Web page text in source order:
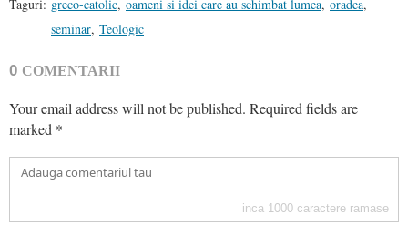
Taguri: greco-catolic, oameni si idei care au schimbat lumea, oradea,
seminar, Teologic
0 COMENTARII
Your email address will not be published. Required fields are
marked *
inca 1000 caractere ramase